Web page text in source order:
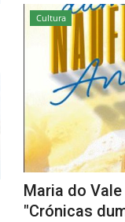
Cultura
Maria do
"Crónicas